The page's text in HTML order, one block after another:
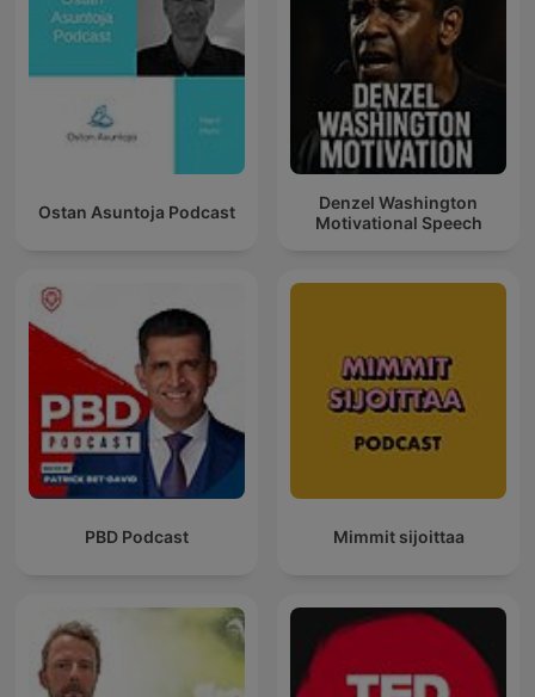
Ostan Asuntoja Podcast
Denzel Washington
Motivational Speech
PBD Podcast Mimmit sijoittaa